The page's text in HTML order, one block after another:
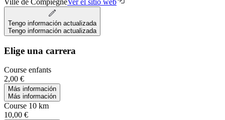
Ville de CompiegneVer el sitio web
Tengo información actualizada
Tengo información actualizada
Elige una carrera
Course enfants
2,00 €
Más información
Más información
Course 10 km
10,00 €